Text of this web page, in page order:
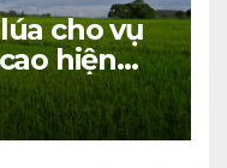
cho vụ
hiện